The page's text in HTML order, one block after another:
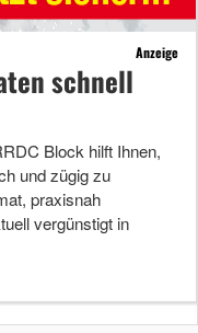
Anzeige
schnell
Block hilft Ihnen,
und zügig zu
praxisnah
vergünstigt in